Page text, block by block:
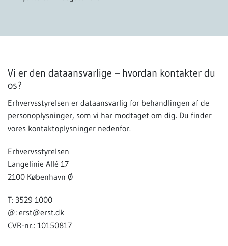
Vi er den dataansvarlige – hvordan kontakter du
os?
Erhvervsstyrelsen er dataansvarlig for behandlingen af de
personoplysninger, som vi har modtaget om dig. Du finder
vores kontaktoplysninger nedenfor.
Erhvervsstyrelsen
Langelinie Allé 17
2100 København Ø
T: 3529 1000
@: erst@erst.dk
CVR-nr.: 10150817